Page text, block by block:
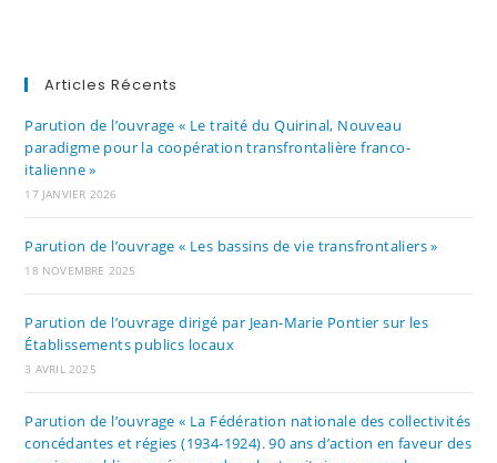
Articles Récents
Parution de l’ouvrage « Le traité du Quirinal, Nouveau
paradigme pour la coopération transfrontalière franco-
italienne »
17 JANVIER 2026
Parution de l’ouvrage « Les bassins de vie transfrontaliers »
18 NOVEMBRE 2025
Parution de l’ouvrage dirigé par Jean-Marie Pontier sur les
Établissements publics locaux
3 AVRIL 2025
Parution de l’ouvrage « La Fédération nationale des collectivités
concédantes et régies (1934-1924). 90 ans d’action en faveur des